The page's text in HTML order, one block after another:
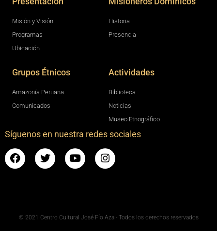
Misión y Visión
Programas
Ubicación
Historia
Presencia
Grupos Étnicos
Amazonía Peruana
Comunicados
Actividades
Biblioteca
Noticias
Museo Etnográfico
Síguenos en nuestra redes sociales
© 2021 Centro Cultural José Pío Aza - Todos los derechos reservados